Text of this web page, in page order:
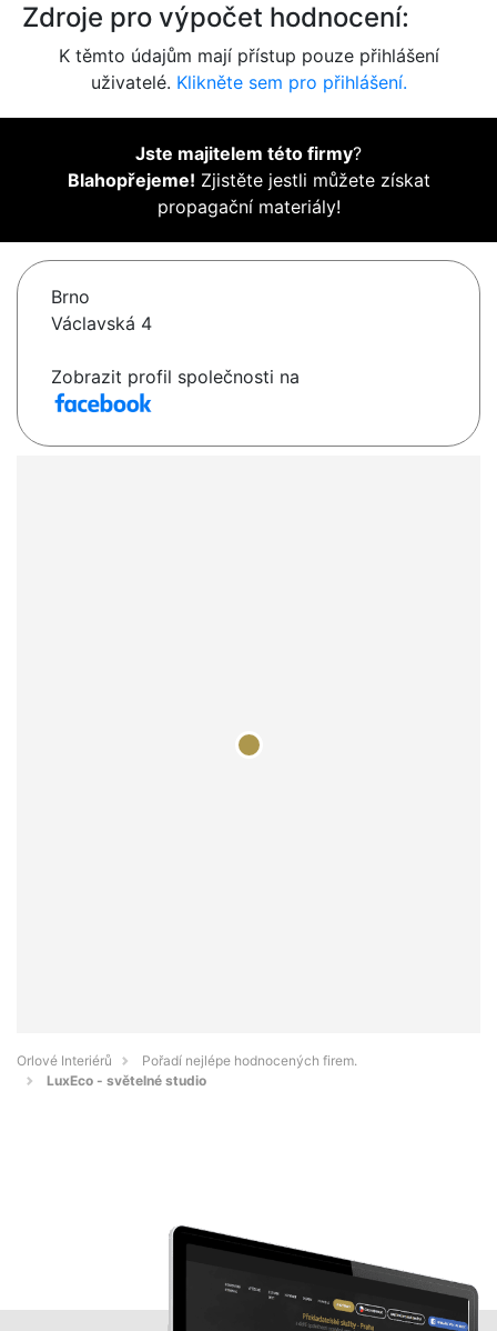
Zdroje pro výpočet hodnocení:
K těmto údajům mají přístup pouze přihlášení
uživatelé. Klikněte sem pro přihlášení.
Jste majitelem této firmy?
Blahopřejeme! Zjistěte jestli můžete získat
propagační materiály!
Brno
Václavská 4
Zobrazit profil společnosti na
Orlové Interiérů
Pořadí nejlépe hodnocených firem.
LuxEco - světelné studio